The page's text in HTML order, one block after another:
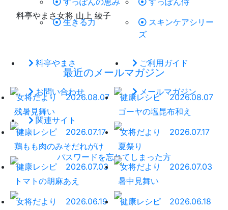
生きる力
スキンケアシリー
ズ
料亭やまさ ご利用ガイド
お問い合わせ メールマガジン
関連サイト
パスワードを忘れてしまった方
料亭やまさ女将 山上 綾子
最近のメールマガジン
女将だより
2026.08.07
残暑見舞い
健康レシピ
2026.08.07
ゴーヤの塩昆布和え
健康レシピ
2026.07.17
鶏もも肉のみそだれがけ
女将だより
2026.07.17
夏祭り
健康レシピ
2026.07.03
トマトの胡麻あえ
女将だより
2026.07.03
暑中見舞い
女将だより
2026.06.19
健康レシピ
2026.06.18